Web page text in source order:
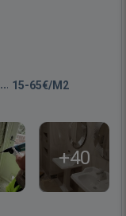
15-65€/M2
+40